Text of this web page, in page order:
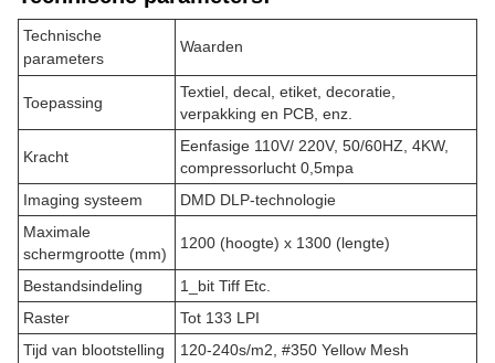
Technische
parameters
Waarden
Toepassing
Textiel, decal, etiket, decoratie,
verpakking en PCB, enz.
Kracht
Eenfasige 110V/ 220V, 50/60HZ, 4KW,
compressorlucht 0,5mpa
Imaging systeem
DMD DLP-technologie
Maximale
schermgrootte (mm)
1200 (hoogte) x 1300 (lengte)
Bestandsindeling
1_bit Tiff Etc.
Raster
Tot 133 LPI
Tijd van blootstelling
120-240s/m2, #350 Yellow Mesh